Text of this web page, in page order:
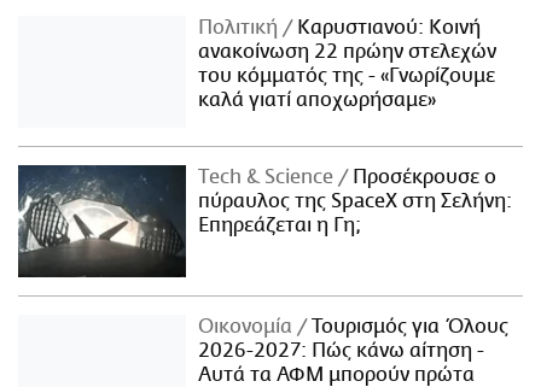
Πολιτική
Καρυστιανού: Κοινή
ανακοίνωση 22 πρώην στελεχών
του κόμματός της - «Γνωρίζουμε
καλά γιατί αποχωρήσαμε»
Τech & Science
Προσέκρουσε ο
πύραυλος της SpaceX στη Σελήνη:
Επηρεάζεται η Γη;
Οικονομία
Τουρισμός για Όλους
2026-2027: Πώς κάνω αίτηση -
Αυτά τα ΑΦΜ μπορούν πρώτα